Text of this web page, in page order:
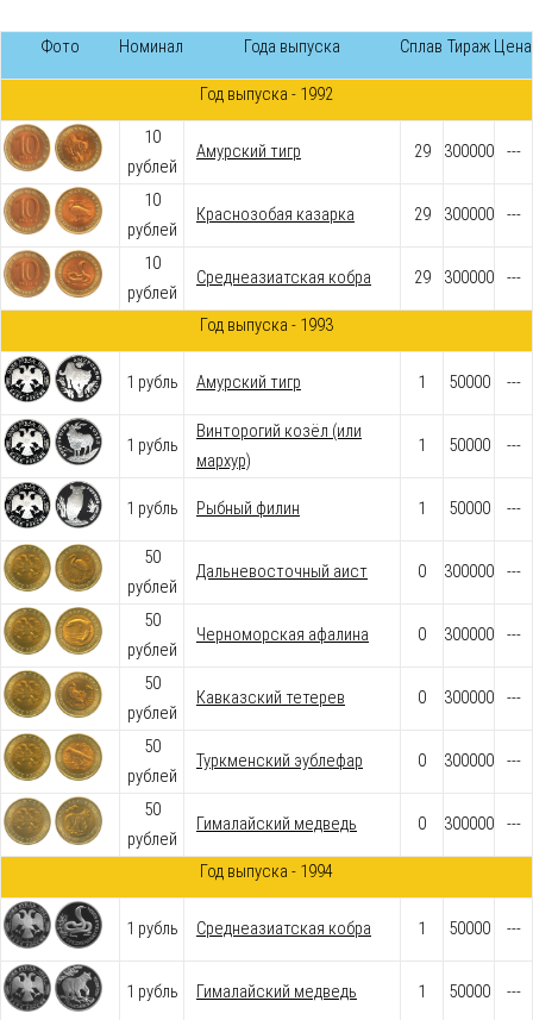
Фото Номинал Года выпуска Сплав Тираж Цена
Год выпуска - 1992
10
рублей
Амурский тигр 29 300000 ---
10
рублей
Краснозобая казарка 29 300000 ---
10
рублей
Среднеазиатская кобра 29 300000 ---
Год выпуска - 1993
1 рубль Амурский тигр 1 50000 ---
1 рубль
Винторогий козёл (или
мархур)
1 50000 ---
1 рубль Рыбный филин 1 50000 ---
50
рублей
Дальневосточный аист 0 300000 ---
50
рублей
Черноморская афалина 0 300000 ---
50
рублей
Кавказский тетерев 0 300000 ---
50
рублей
Туркменский эублефар 0 300000 ---
50
рублей
Гималайский медведь 0 300000 ---
Год выпуска - 1994
1 рубль Среднеазиатская кобра 1 50000 ---
1 рубль Гималайский медведь 1 50000 ---